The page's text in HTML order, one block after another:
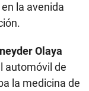
la avenida
Olaya
automóvil de
la medicina de